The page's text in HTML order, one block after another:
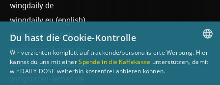
wingdaily.de
wingdaily.eu(english)
dailydose-shop.de
windsurfen-lernen.de
wellenreiten-lernen.de
GERMAN
Du hast die Cookie-Kontrolle
Wir verzichten komplett auf trackende/personalisierte Werbung. Hier
kannst du uns mit einerSpende in die Kaffekasse unterstützen, damit
wir DAILY DOSE weiterhin kostenfrei anbieten können.